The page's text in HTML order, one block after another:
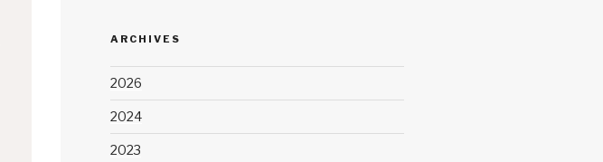
ARCHIVES
2026
2024
2023